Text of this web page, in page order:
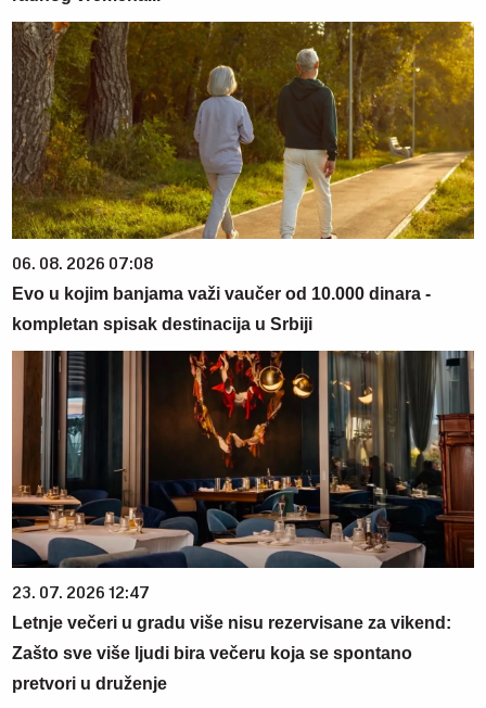
06. 08. 2026 07:08
Evo u kojim banjama važi vaučer od 10.000 dinara -
kompletan spisak destinacija u Srbiji
23. 07. 2026 12:47
Letnje večeri u gradu više nisu rezervisane za vikend:
Zašto sve više ljudi bira večeru koja se spontano
pretvori u druženje